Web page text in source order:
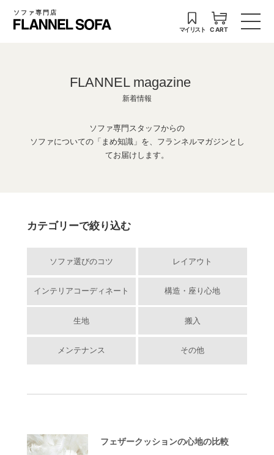
ソファ専門店
マイリスト CART
FLANNEL magazine
新着情報
ソファ専門スタッフからの
ソファについての「まめ知識」を、フランネルマガジンとし
てお届けします。
カテゴリーで絞り込む
ソファ選びのコツ レイアウト
インテリアコーディネート 構造・座り心地
生地 搬入
メンテナンス その他
フェザークッションの心地の比較